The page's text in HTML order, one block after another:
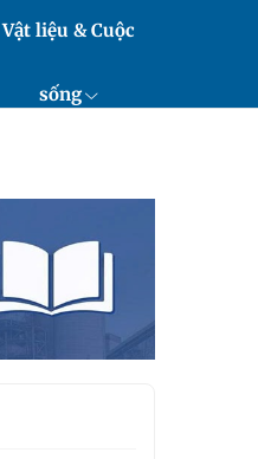
Vật liệu & Cuộc
sống